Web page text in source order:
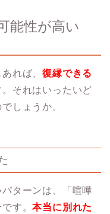
能性が高い
あれば、復縁できる
。それはいったいど
しょうか。
ターンは、「喧嘩
です。本当に別れた